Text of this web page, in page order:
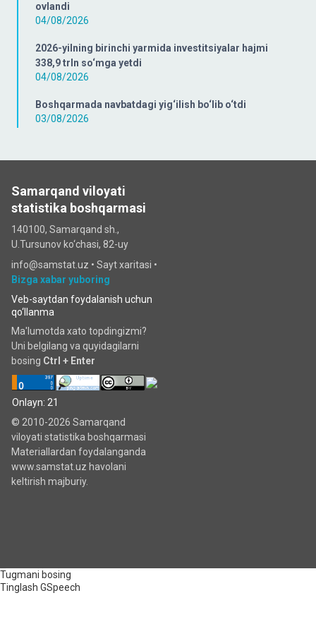
ovlandi
04/08/2026
2026-yilning birinchi yarmida investitsiyalar hajmi
338,9 trln so‘mga yetdi
04/08/2026
Boshqarmada navbatdagi yig‘ilish bo‘lib o‘tdi
03/08/2026
Samarqand viloyati
statistika boshqarmasi
140100, Samarqand sh.,
U.Tursunov ko‘chаsi, 82-uy
info@samstat.uz • Sayt xaritasi •
Bizga xabar yuboring
Veb-saytdan foydalanish uchun
qo‘llanma
Ma'lumotda xato topdingizmi?
Uni belgilang va quyidagilarni
bosing Ctrl + Enter
Onlayn: 21
© 2010-2026 Samarqand
viloyati statistika boshqarmasi
Materiallardan foydalanganda
www.samstat.uz havolani
keltirish majburiy.
Tugmani bosing
Tinglash GSpeech